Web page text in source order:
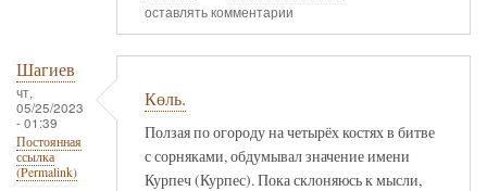
оставлять комментарии
Шагиев
чт,
05/25/2023
- 01:39
Постоянная
ссылка
(Permalink)
Көль.
Ползая по огороду на четырёх костях в битве
с сорняками, обдумывал значение имени
Курпеч (Курпес). Пока склоняюсь к мысли,